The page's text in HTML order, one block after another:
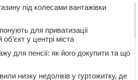
під колесами вантажівки
для приватизації
об’єкт у центрі міста
для пенсії: як його докупити та що
низку недоліків у гуртожитку, де